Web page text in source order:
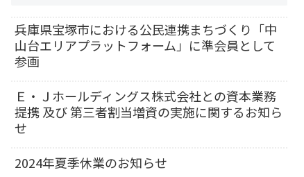
兵庫県宝塚市における公民連携まちづくり「中
山台エリアプラットフォーム」に準会員として
参画
Ｅ・Ｊホールディングス株式会社との資本業務
提携 及び 第三者割当増資の実施に関するお知ら
せ
2024年夏季休業のお知らせ